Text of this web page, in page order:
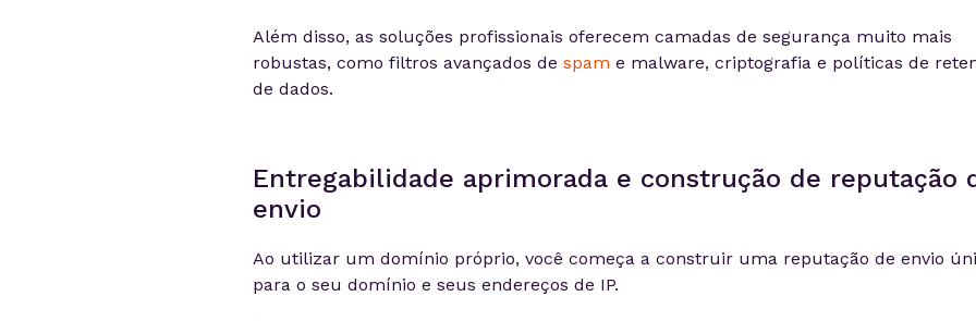
Além disso, as soluções profissionais oferecem camadas de segurança muito mais
robustas, como filtros avançados de spam e malware, criptografia e políticas de
de dados.
Entregabilidade aprimorada e construção de reputação
envio
Ao utilizar um domínio próprio, você começa a construir uma reputação de envio
para o seu domínio e seus endereços de IP.